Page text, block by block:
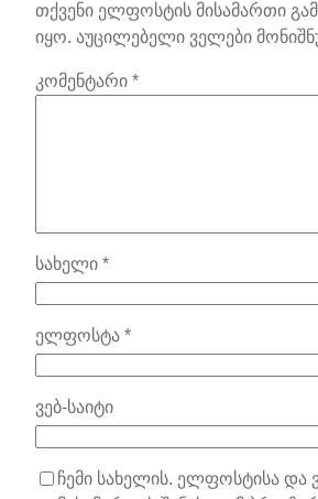
თქვენი ელფოსტის მისამართი
იყო. აუცილებელი ველები
კომენტარი *
სახელი *
ელფოსტა *
ვებ-საიტი
ჩემი სახელის. ელფოსტისა და